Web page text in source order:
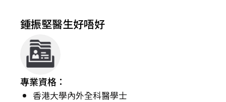
鍾振堅醫生好唔好
專業資格：
香港大學內外全科醫學士